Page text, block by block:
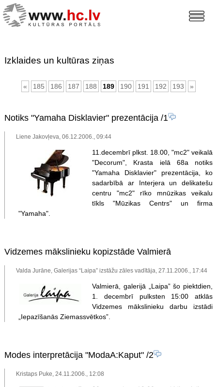
Izklaides un kultūras ziņas
« 185 186 187 188 189 190 191 192 193 »
Notiks "Yamaha Disklavier" prezentācija/1
Liene Jakovļeva, 06.12.2006., 09:44
11.decembrī plkst. 18.00, "mc2" veikalā
"Decorum", Krasta ielā 68a notiks
"Yamaha Disklavier" prezentācija, ko
sadarbībā ar Interjera un delikatešu
centru "mc2" rīko mnūzikas veikalu
tīkls "Mūzikas Centrs" un firma
"Yamaha".
Vidzemes mākslinieku kopizstāde Valmierā
Valda Jurāne, Galerijas “Laipa” izstāžu zāles vadītāja, 27.11.2006., 17:44
Valmierā, galerijā „Laipa” šo piektdien,
1. decembrī pulksten 15:00 atklās
Vidzemes mākslinieku darbu izstādi
„Iepazīšanās Ziemassvētkos”.
Modes interpretācija "ModaA:Kaput"/2
Kristaps Puke, 24.11.2006., 12:08